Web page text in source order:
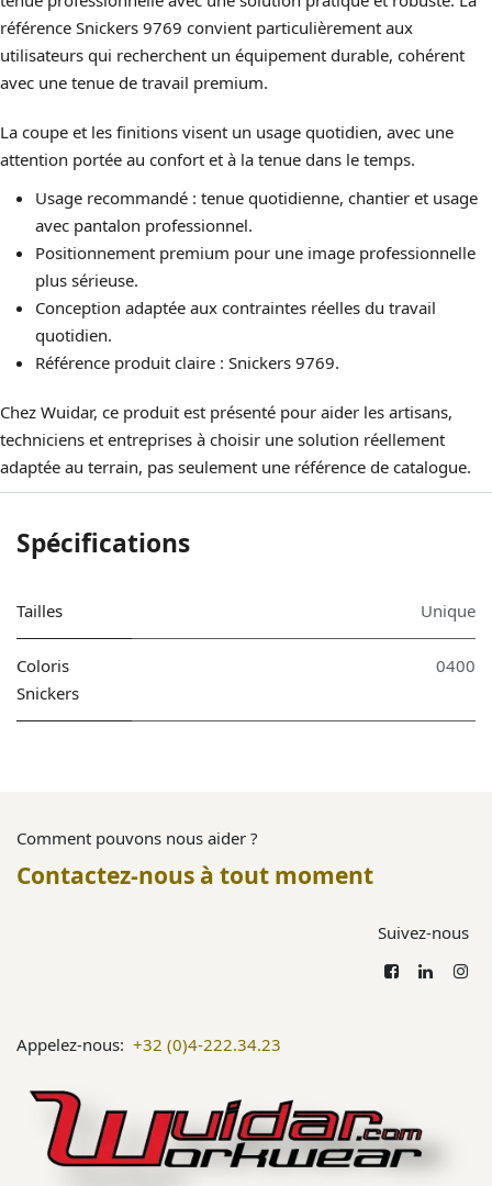
référence Snickers 9769 convient particulièrement aux
utilisateurs qui recherchent un équipement durable, cohérent
avec une tenue de travail premium.
La coupe et les finitions visent un usage quotidien, avec une
attention portée au confort et à la tenue dans le temps.
Usage recommandé : tenue quotidienne, chantier et usage
avec pantalon professionnel.
Positionnement premium pour une image professionnelle
plus sérieuse.
Conception adaptée aux contraintes réelles du travail
quotidien.
Référence produit claire : Snickers 9769.
Chez Wuidar, ce produit est présenté pour aider les artisans,
techniciens et entreprises à choisir une solution réellement
adaptée au terrain, pas seulement une référence de catalogue.
Spécifications
Tailles Unique
Coloris
Snickers
0400
Comment pouvons nous aider ?
Contactez-nous à tout moment
Suivez-nous
Appelez-nous: +32 (0)4-222.34.23